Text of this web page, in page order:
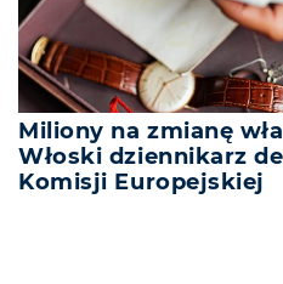
Miliony na zmianę
Włoski dziennikarz
Komisji Europejskiej